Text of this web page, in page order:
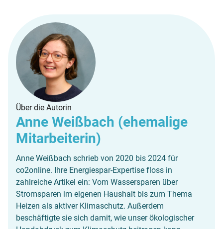
Über die Autorin
Anne Weißbach (ehemalige
Mitarbeiterin)
Anne Weißbach schrieb von 2020 bis 2024 für
co2online. Ihre Energiespar-Expertise floss in
zahlreiche Artikel ein: Vom Wassersparen über
Stromsparen im eigenen Haushalt bis zum Thema
Heizen als aktiver Klimaschutz. Außerdem
beschäftigte sie sich damit, wie unser ökologischer